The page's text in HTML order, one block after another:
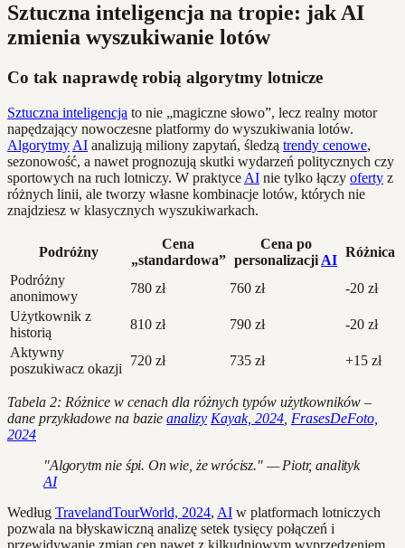
Sztuczna inteligencja na tropie: jak AI
zmienia wyszukiwanie lotów
Co tak naprawdę robią algorytmy lotnicze
Sztuczna inteligencja to nie „magiczne słowo”, lecz realny motor
napędzający nowoczesne platformy do wyszukiwania lotów.
Algorytmy AI analizują miliony zapytań, śledzą trendy cenowe,
sezonowość, a nawet prognozują skutki wydarzeń politycznych czy
sportowych na ruch lotniczy. W praktyce AI nie tylko łączy oferty z
różnych linii, ale tworzy własne kombinacje lotów, których nie
znajdziesz w klasycznych wyszukiwarkach.
Podróżny
Cena
„standardowa”
Cena po
personalizacji AI
Różnica
Podróżny
anonimowy
780 zł 760 zł
-20 zł
Użytkownik z
historią
810 zł 790 zł
-20 zł
Aktywny
poszukiwacz okazji
720 zł 735 zł +15 zł
Tabela 2: Różnice w cenach dla różnych typów użytkowników –
dane przykładowe na bazie analizy Kayak, 2024 FrasesDeFoto,
2024
"Algorytm nie śpi. On wie, że wrócisz." — Piotr, analityk
AI
Według TravelandTourWorld, 2024, AI w platformach lotniczych
pozwala na błyskawiczną analizę setek tysięcy połączeń i
przewidywanie zmian cen nawet z kilkudniowym wyprzedzeniem.